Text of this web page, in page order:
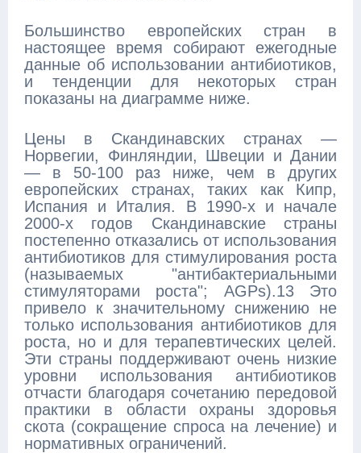
Большинство европейских стран в
настоящее время собирают ежегодные
данные об использовании антибиотиков,
и тенденции для некоторых стран
показаны на диаграмме ниже.
Цены в Скандинавских странах —
Норвегии, Финляндии, Швеции и Дании
— в 50-100 раз ниже, чем в других
европейских странах, таких как Кипр,
Испания и Италия. В 1990-х и начале
2000-х годов Скандинавские страны
постепенно отказались от использования
антибиотиков для стимулирования роста
(называемых "антибактериальными
стимуляторами роста"; AGPs).13 Это
привело к значительному снижению не
только использования антибиотиков для
роста, но и для терапевтических целей.
Эти страны поддерживают очень низкие
уровни использования антибиотиков
отчасти благодаря сочетанию передовой
практики в области охраны здоровья
скота (сокращение спроса на лечение) и
нормативных ограничений.